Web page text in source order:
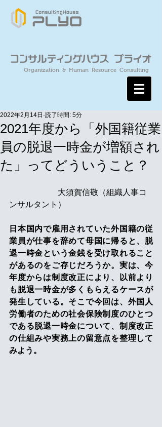
Organization & Human Resource Consulting
2021年度から「外国籍従業
員の脱退一時金が増額され
た」ってどういうこと？
2022年2月14日 読了時間: 5分
大須賀信敬（組織人事コ
ンサルタント）
日本国内で雇用されていた外国籍の従
業員が仕事を辞めて母国に帰ると、脱
退一時金という金銭を受け取れること
があるのをご存じだろうか。実は、今
年度からは制度改正により、以前より
も脱退一時金が多くもらえるケースが
発生している。そこで今回は、外国人
労働者のための社会保険制度のひとつ
である脱退一時金について、制度改正
の仕組みや実務上の留意点を整理して
みよう。